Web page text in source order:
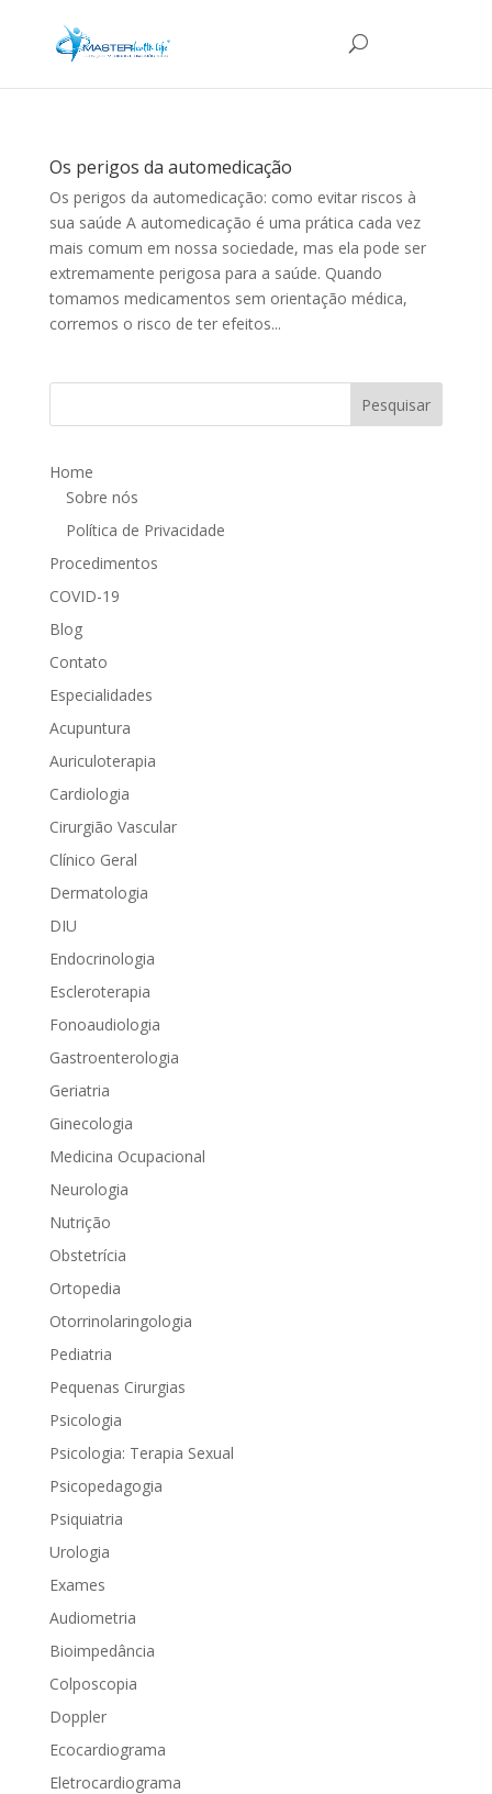
Os perigos da automedicação
Os perigos da automedicação: como evitar riscos à
sua saúde A automedicação é uma prática cada vez
mais comum em nossa sociedade, mas ela pode ser
extremamente perigosa para a saúde. Quando
tomamos medicamentos sem orientação médica,
corremos o risco de ter efeitos...
Home
Sobre nós
Política de Privacidade
Procedimentos
COVID-19
Blog
Contato
Especialidades
Acupuntura
Auriculoterapia
Cardiologia
Cirurgião Vascular
Clínico Geral
Dermatologia
DIU
Endocrinologia
Escleroterapia
Fonoaudiologia
Gastroenterologia
Geriatria
Ginecologia
Medicina Ocupacional
Neurologia
Nutrição
Obstetrícia
Ortopedia
Otorrinolaringologia
Pediatria
Pequenas Cirurgias
Psicologia
Psicologia: Terapia Sexual
Psicopedagogia
Psiquiatria
Urologia
Exames
Audiometria
Bioimpedância
Colposcopia
Doppler
Ecocardiograma
Eletrocardiograma